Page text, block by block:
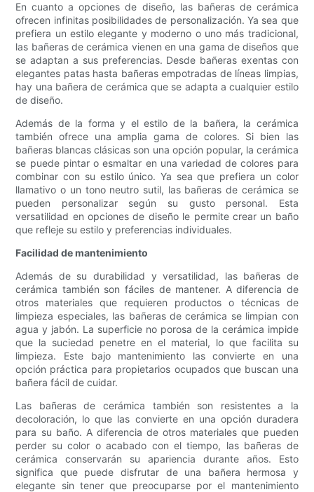
En cuanto a opciones de diseño, las bañeras de cerámica
ofrecen infinitas posibilidades de personalización. Ya sea que
prefiera un estilo elegante y moderno o uno más tradicional,
las bañeras de cerámica vienen en una gama de diseños que
se adaptan a sus preferencias. Desde bañeras exentas con
elegantes patas hasta bañeras empotradas de líneas limpias,
hay una bañera de cerámica que se adapta a cualquier estilo
de diseño.
Además de la forma y el estilo de la bañera, la cerámica
también ofrece una amplia gama de colores. Si bien las
bañeras blancas clásicas son una opción popular, la cerámica
se puede pintar o esmaltar en una variedad de colores para
combinar con su estilo único. Ya sea que prefiera un color
llamativo o un tono neutro sutil, las bañeras de cerámica se
pueden personalizar según su gusto personal. Esta
versatilidad en opciones de diseño le permite crear un baño
que refleje su estilo y preferencias individuales.
Facilidad de mantenimiento
Además de su durabilidad y versatilidad, las bañeras de
cerámica también son fáciles de mantener. A diferencia de
otros materiales que requieren productos o técnicas de
limpieza especiales, las bañeras de cerámica se limpian con
agua y jabón. La superficie no porosa de la cerámica impide
que la suciedad penetre en el material, lo que facilita su
limpieza. Este bajo mantenimiento las convierte en una
opción práctica para propietarios ocupados que buscan una
bañera fácil de cuidar.
Las bañeras de cerámica también son resistentes a la
decoloración, lo que las convierte en una opción duradera
para su baño. A diferencia de otros materiales que pueden
perder su color o acabado con el tiempo, las bañeras de
cerámica conservarán su apariencia durante años. Esto
significa que puede disfrutar de una bañera hermosa y
elegante sin tener que preocuparse por el mantenimiento